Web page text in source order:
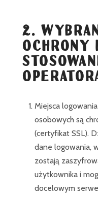
2.
OCHRONY
Miejsca
osobowych są
(certyfikat SSL).
dane logowania,
zostają
użytkownika i
docelowym